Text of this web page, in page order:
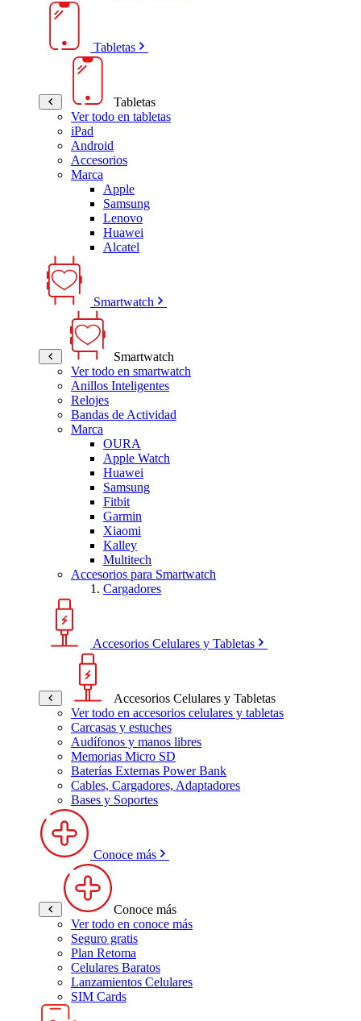
Tabletas
Tabletas
Ver todo en tabletas
iPad
Android
Accesorios
Marca
Apple
Samsung
Lenovo
Huawei
Alcatel
Smartwatch
Smartwatch
Ver todo en smartwatch
Anillos Inteligentes
Relojes
Bandas de Actividad
Marca
OURA
Apple Watch
Huawei
Samsung
Fitbit
Garmin
Xiaomi
Kalley
Multitech
Accesorios para Smartwatch
Cargadores
Accesorios Celulares y Tabletas
Accesorios Celulares y Tabletas
Ver todo en accesorios celulares y tabletas
Carcasas y estuches
Audífonos y manos libres
Memorias Micro SD
Baterías Externas Power Bank
Cables, Cargadores, Adaptadores
Bases y Soportes
Conoce más
Conoce más
Ver todo en conoce más
Seguro gratis
Plan Retoma
Celulares Baratos
Lanzamientos Celulares
SIM Cards